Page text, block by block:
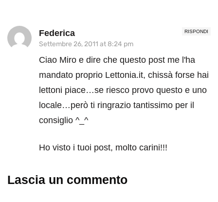
RISPONDI
Federica
Settembre 26, 2011 at 8:24 pm
Ciao Miro e dire che questo post me l'ha
mandato proprio Lettonia.it, chissà forse hai
lettoni piace…se riesco provo questo e uno
locale…però ti ringrazio tantissimo per il
consiglio ^_^
Ho visto i tuoi post, molto carini!!!
Lascia un commento